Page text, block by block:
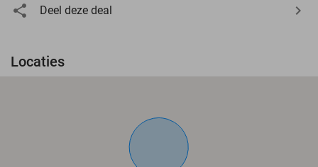
Deel deze deal
Locaties